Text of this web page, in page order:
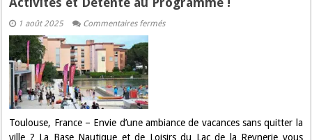
1 août 2025 Commentaires ferméssur
:
Soleil,
Toulouse, France – Envie d’une ambiance de vacances sans quitter la
ville ? La Base Nautique et de Loisirs du Lac de la Reynerie vous